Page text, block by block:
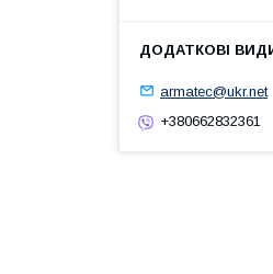
armatec@ukr.net
+380662832361